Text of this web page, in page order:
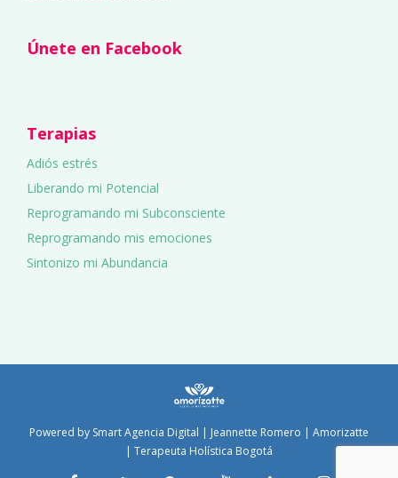
Únete en Facebook
Terapias
Adiós estrés
Liberando mi Potencial
Reprogramando mi Subconsciente
Reprogramando mis emociones
Sintonizo mi Abundancia
Powered by Smart Agencia Digital | Jeannette Romero | Amorizatte
| Terapeuta Holística Bogotá